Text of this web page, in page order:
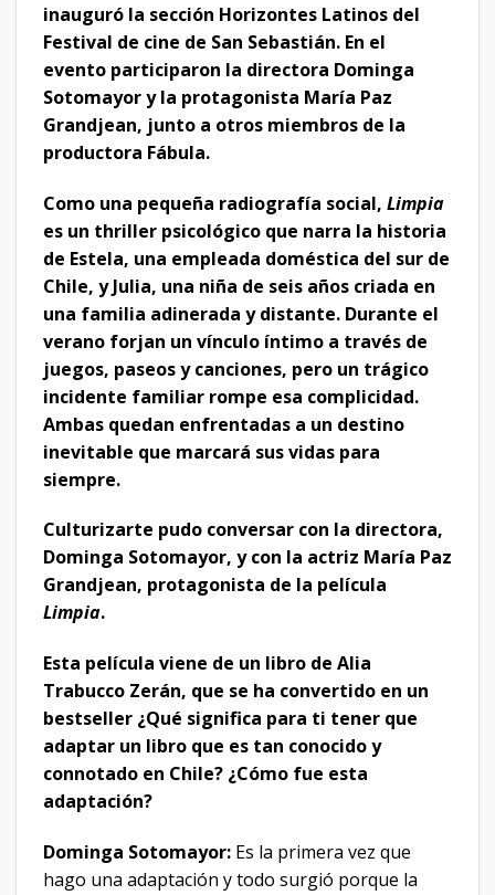
inauguró la sección Horizontes Latinos del
Festival de cine de San Sebastián. En el
evento participaron la directora Dominga
Sotomayor y la protagonista María Paz
Grandjean, junto a otros miembros de la
productora Fábula.
Como una pequeña radiografía social, Limpia
es un thriller psicológico que narra la historia
de Estela, una empleada doméstica del sur de
Chile, y Julia, una niña de seis años criada en
una familia adinerada y distante. Durante el
verano forjan un vínculo íntimo a través de
juegos, paseos y canciones, pero un trágico
incidente familiar rompe esa complicidad.
Ambas quedan enfrentadas a un destino
inevitable que marcará sus vidas para
siempre.
Culturizarte pudo conversar con la directora,
Dominga Sotomayor, y con la actriz María Paz
Grandjean, protagonista de la película
Limpia.
Esta película viene de un libro de Alia
Trabucco Zerán, que se ha convertido en un
bestseller ¿Qué significa para ti tener que
adaptar un libro que es tan conocido y
connotado en Chile? ¿Cómo fue esta
adaptación?
Dominga Sotomayor: Es la primera vez que
hago una adaptación y todo surgió porque la